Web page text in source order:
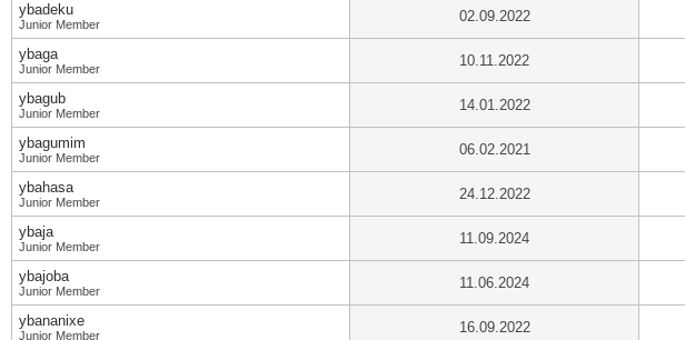
ybadeku
Junior Member 02.09.2022
ybaga
Junior Member 10.11.2022
ybagub
Junior Member 14.01.2022
ybagumim
Junior Member 06.02.2021
ybahasa
Junior Member 24.12.2022
ybaja
Junior Member 11.09.2024
ybajoba
Junior Member 11.06.2024
ybananixe
Junior Member 16.09.2022